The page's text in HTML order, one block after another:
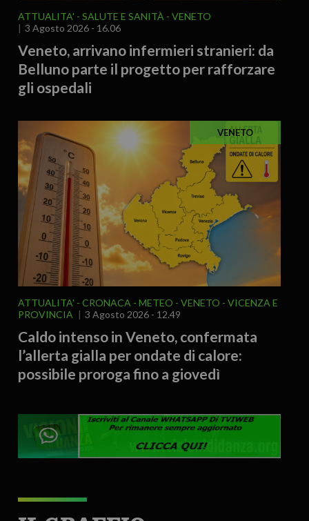
ATTUALITA' SALUTE E SANITÀ
VENETO
3 Agosto 2026 - 16.06
Veneto, arrivano infermieri stranieri: da
Belluno parte il progetto per rafforzare
gli ospedali
VENETO
ATTUALITA' CRONACA METEO VENETO
VICENZA E
PROVINCIA
3 Agosto 2026 - 12.49
Caldo intenso in Veneto, confermata
l’allerta gialla per ondate di calore:
possibile proroga fino a giovedì